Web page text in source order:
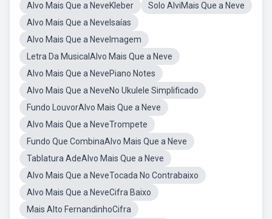
Alvo Mais Que a NeveKleber
Solo AlviMais Que a Neve
Alvo Mais Que a NeveIsaías
Alvo Mais Que a NeveImagem
Letra Da MusicalAlvo Mais Que a Neve
Alvo Mais Que a NevePiano Notes
Alvo Mais Que a NeveNo Ukulele Simplificado
Fundo LouvorAlvo Mais Que a Neve
Alvo Mais Que a NeveTrompete
Fundo Que CombinaAlvo Mais Que a Neve
Tablatura AdeAlvo Mais Que a Neve
Alvo Mais Que a NeveTocada No Contrabaixo
Alvo Mais Que a NeveCifra Baixo
Mais Alto FernandinhoCifra